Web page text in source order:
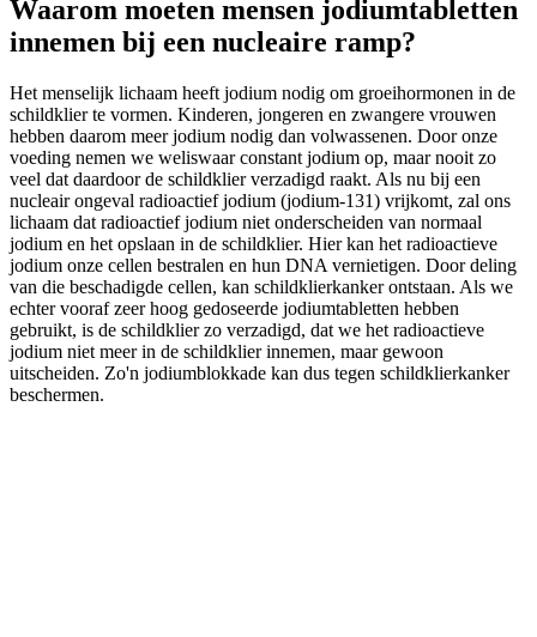
Waarom moeten mensen jodiumtabletten
innemen bij een nucleaire ramp?
Het menselijk lichaam heeft jodium nodig om groeihormonen in de
schildklier te vormen. Kinderen, jongeren en zwangere vrouwen
hebben daarom meer jodium nodig dan volwassenen. Door onze
voeding nemen we weliswaar constant jodium op, maar nooit zo
veel dat daardoor de schildklier verzadigd raakt. Als nu bij een
nucleair ongeval radioactief jodium (jodium-131) vrijkomt, zal ons
lichaam dat radioactief jodium niet onderscheiden van normaal
jodium en het opslaan in de schildklier. Hier kan het radioactieve
jodium onze cellen bestralen en hun DNA vernietigen. Door deling
van die beschadigde cellen, kan schildklierkanker ontstaan. Als we
echter vooraf zeer hoog gedoseerde jodiumtabletten hebben
gebruikt, is de schildklier zo verzadigd, dat we het radioactieve
jodium niet meer in de schildklier innemen, maar gewoon
uitscheiden. Zo'n jodiumblokkade kan dus tegen schildklierkanker
beschermen.